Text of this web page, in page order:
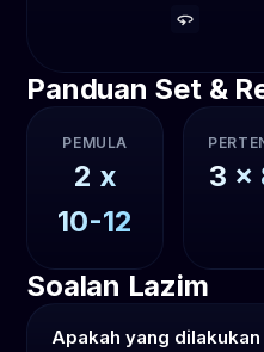
Panduan Set &
PEMULA
2 x
10-12
3 x
Soalan Lazim
Apakah yang